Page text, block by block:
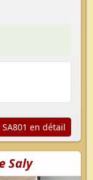
SA801 en détail
Saly